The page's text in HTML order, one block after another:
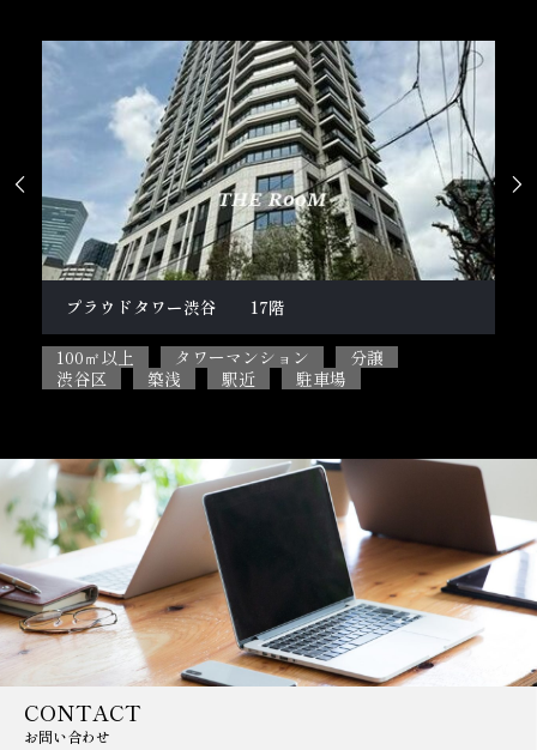
柿の木坂１丁目戸建
100㎡以上 5SLDK
ペット相談可能
目黒区
閑静な住宅街 駐車場
 
CONTACT
お問い合わせ